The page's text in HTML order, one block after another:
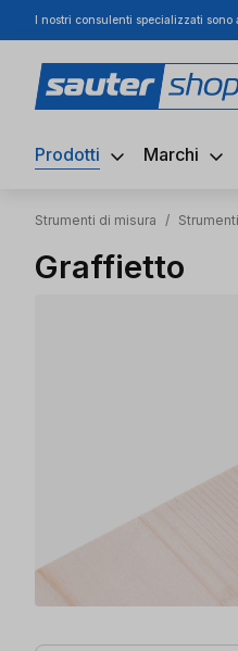
al contenuto principale
Salta alla ricerca
Passa alla navigazione
I nostri consulenti specializzati sono
Prodotti Marchi
Strumenti di misura /
Graffietto